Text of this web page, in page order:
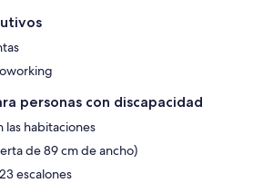
personas con discapacidad
las habitaciones
de 89 cm de ancho)
escalones